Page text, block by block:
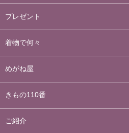
プレゼント
着物で何々
めがね屋
きもの110番
ご紹介